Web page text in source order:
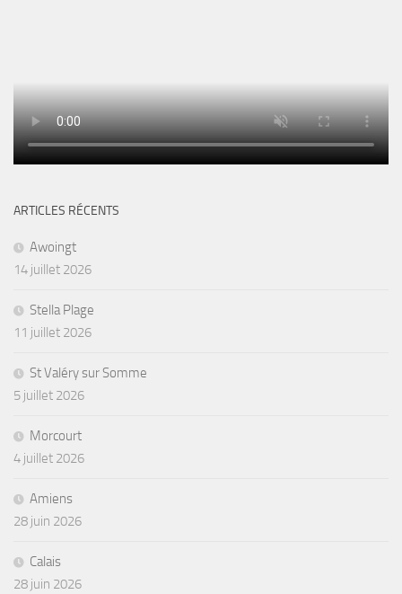
ARTICLES RÉCENTS
Awoingt
14 juillet 2026
Stella Plage
11 juillet 2026
St Valéry sur Somme
5 juillet 2026
Morcourt
4 juillet 2026
Amiens
28 juin 2026
Calais
28 juin 2026